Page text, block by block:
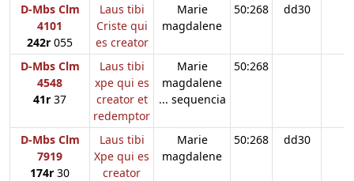
D-Mbs Clm
4101
242r 055
Laus tibi
Criste qui
es creator
Marie
magdalene
50:268 dd30
D-Mbs Clm
4548
41r 37
Laus tibi
xpe qui es
creator et
redemptor
Marie
magdalene
... sequencia
50:268
D-Mbs Clm
7919
174r 30
Laus tibi
Xpe qui es
creator
Marie
magdalene
50:268 dd30